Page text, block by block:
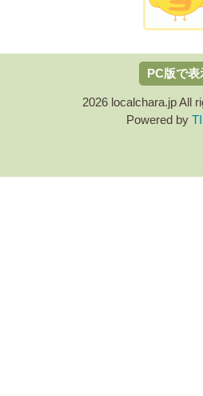
PC版で表
2026 localchara.jp All
Powered by